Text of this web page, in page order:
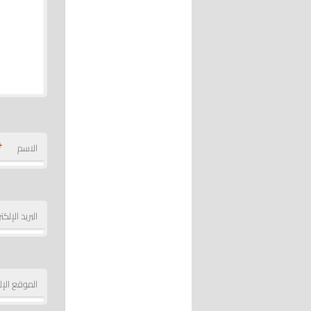
الاسم
البريد
الموقع